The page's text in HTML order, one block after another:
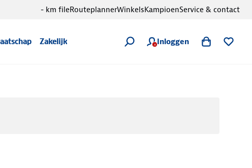
Zakelijk Inloggen
- km fileRouteplannerWinkelsKampioenService & contact